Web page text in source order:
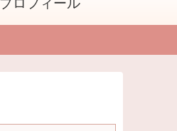
プロフィール